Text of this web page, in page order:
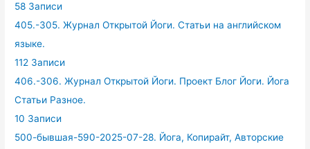
58 Записи
405.-305. Журнал Открытой Йоги. Статьи на английском
языке.
112 Записи
406.-306. Журнал Открытой Йоги. Проект Блог Йоги. Йога
Статьи Разное.
10 Записи
500-бывшая-590-2025-07-28. Йога, Копирайт, Авторские